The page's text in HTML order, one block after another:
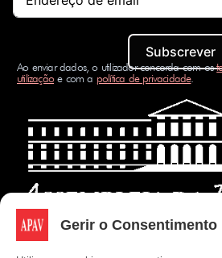
Gerir o Consentimento
Subscrever
Ao enviar dados, o utilizador concorda com os
utilizaçãoe com a política de privacidade.